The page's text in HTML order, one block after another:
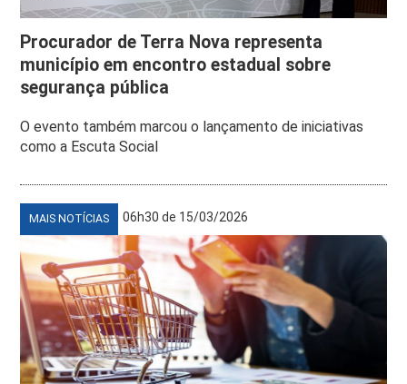
Procurador de Terra Nova representa
município em encontro estadual sobre
segurança pública
O evento também marcou o lançamento de iniciativas
como a Escuta Social
MAIS NOTÍCIAS 06h30 de 15/03/2026